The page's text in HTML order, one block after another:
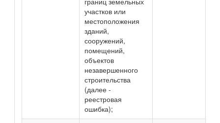
участков или
местоположения
зданий,
сооружений,
помещений,
объектов
незавершенного
строительства
(далее -
реестровая
ошибка);